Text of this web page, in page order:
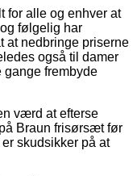
for alle og enhver at
følgelig har
at nedbringe priserne
også til damer
gange frembyde
værd at efterse
Braun frisørsæt før
skudsikker på at